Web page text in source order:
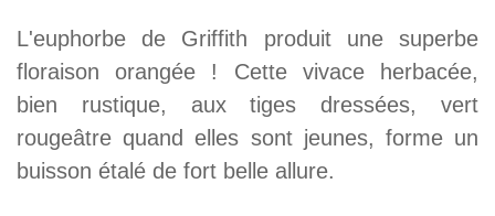
L'euphorbe de Griffith produit une superbe
floraison orangée ! Cette vivace herbacée,
bien rustique, aux tiges dressées, vert
rougeâtre quand elles sont jeunes, forme un
buisson étalé de fort belle allure.